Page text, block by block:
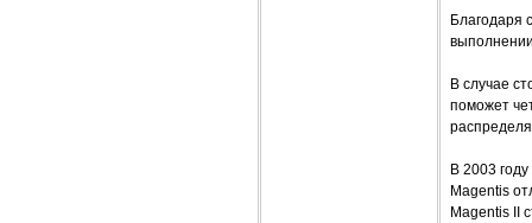
Благодаря
В случае
поможет
В 2003
Magentis
Magentis II